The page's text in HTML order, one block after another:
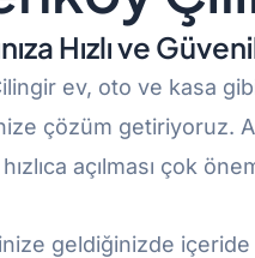
Hızlı ve
ev, oto ve kasa
çözüm getiriyoruz.
hızlıca açılması çok
geldiğinizde içeride